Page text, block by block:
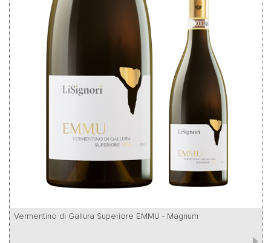
Vermentino di Gallura Superiore EMMU - Magnum